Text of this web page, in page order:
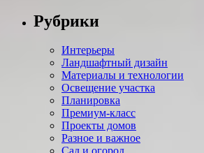
Рубрики
Интерьеры
Ландшафтный дизайн
Материалы и технологии
Освещение участка
Планировка
Премиум-класс
Проекты домов
Разное и важное